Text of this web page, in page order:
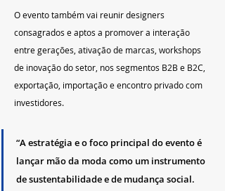
O evento também vai reunir designers
consagrados e aptos a promover a interação
entre gerações, ativação de marcas, workshops
de inovação do setor, nos segmentos B2B e B2C,
exportação, importação e encontro privado com
investidores.
“A estratégia e o foco principal do evento é
lançar mão da moda como um instrumento
de sustentabilidade e de mudança social.